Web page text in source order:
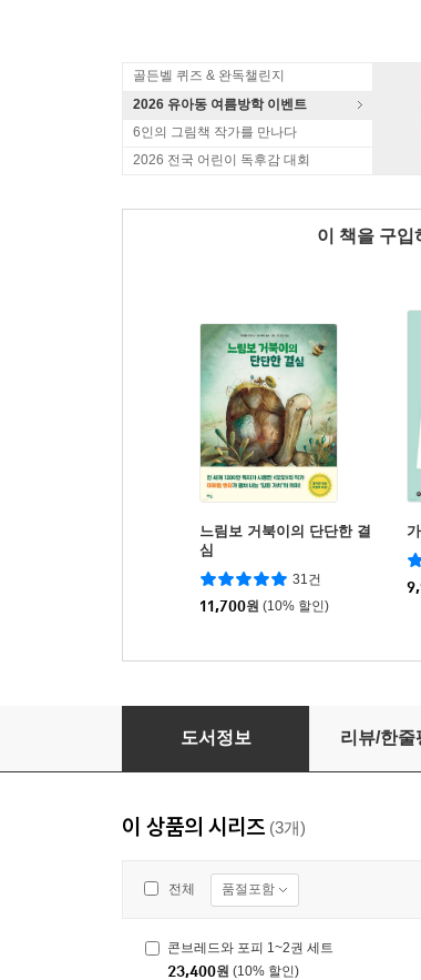
골든벨 퀴즈 & 완독챌린지
2026 유아동 여름방학 이벤트
6인의 그림책 작가를 만나다
2026 전국 어린이 독후감 대회
이 책을 구입
느림보 거북이의 단단한 결
심
31건
11,700원 (10% 할인)
콘브레드와 포피 1
도서정보 리뷰/한줄
이 상품의 시리즈 (3개)
전체 품절포함
콘브레드와 포피 1~2권 세트
23,400원 (10% 할인)